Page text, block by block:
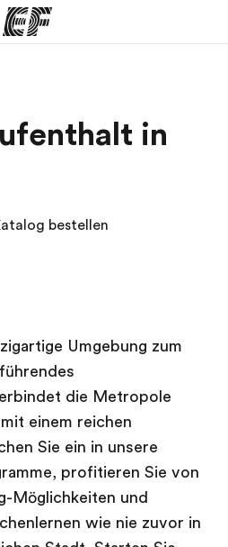
in
bestellen
Umgebung zum
die Metropole
einem reichen
Sie ein in unsere
profitieren Sie von
Möglichkeiten und
wie nie zuvor in